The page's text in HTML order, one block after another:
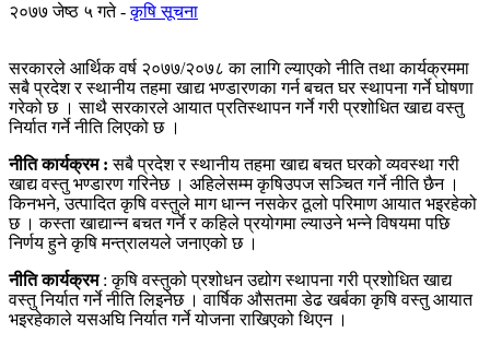
२०७७ जेष्ठ ५ गते कृषि सूचना
सरकारले आर्थिक वर्ष २०७७/२०७८ का लागि ल्याएको नीति तथा कार्यक्रममा
सबै प्रदेश र स्थानीय तहमा खाद्य भण्डारणका गर्न बचत घर स्थापना गर्ने घोषणा
गरेको छ । साथै सरकारले आयात प्रतिस्थापन गर्ने गरी प्रशोधित खाद्य वस्तु
निर्यात गर्ने नीति लिएको छ ।
नीति कार्यक्रम : सबै प्रदेश र स्थानीय तहमा खाद्य बचत घरको व्यवस्था गरी
खाद्य वस्तु भण्डारण गरिनेछ । अहिलेसम्म कृषिउपज सञ्चित गर्ने नीति छैन ।
किनभने, उत्पादित कृषि वस्तुले माग धान्न नसकेर ठूलो परिमाण आयात भइरहेको
छ । कस्ता खाद्यान्न बचत गर्ने र कहिले प्रयोगमा ल्याउने भन्ने विषयमा पछि
निर्णय हुने कृषि मन्त्रालयले जनाएको छ ।
नीति कार्यक्रम: कृषि वस्तुको प्रशोधन उद्योग स्थापना गरी प्रशोधित खाद्य
वस्तु निर्यात गर्ने नीति लिइनेछ । वार्षिक औसतमा डेढ खर्बका कृषि वस्तु आयात
भइरहेकाले यसअघि निर्यात गर्ने योजना राखिएको थिएन ।